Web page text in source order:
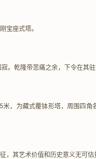
宝座式塔。
乾隆帝悲痛之余，下令在其
，为藏式覆钵形塔，周围四
其艺术价值和历史意义无可估